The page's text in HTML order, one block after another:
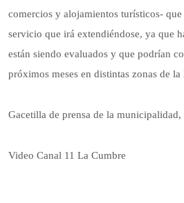
comercios y alojamientos turísticos- que
servicio que irá extendiéndose, ya que
están siendo evaluados y que podrían
próximos meses en distintas zonas de
Gacetilla de prensa de la
Video Canal 11 La Cumbre